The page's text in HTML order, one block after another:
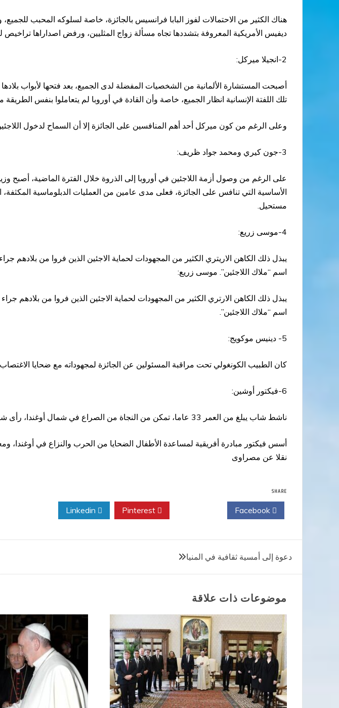
هناك الكثير من الاحتمالات لفوز البابا فرانسيس بالجائزة، خاصة لسلوكه المحبب
ديفيس الأمريكية المعروفة بتشددها تجاه مسألة زواج المثليين، ورفض اصداراها تراخيص
2-انجيلا ميركل:
تلك اللفتة الإنسانية انظار الجميع، خاصة وأن القادة في أوروبا لم يتعاملوا بنفس الطريقة
وعلى الرغم من كون ميركل أحد أهم المنافسين على الجائزة إلا أن السماح لدخول
3-جون كيري ومحمد جواد ظريف:
على الرغم من وصول أزمة اللاجئين في أوروبا إلى الذروة خلال الفترة الماضية،
الأساسية التي تنافس على الجائزة، فعلى مدى عامين من العمليات الدبلوماسية
مستحيل.
4-موسى زريع:
يبذل ذلك الكاهن الاريتري الكثير من المجهودات لحماية الاجئين الذين فروا من بلادهم
اسم “ملاك اللاجئين”. موسى زريع:
يبذل ذلك الكاهن الارتري الكثير من المجهودات لحماية الاجئين الذين فروا من بلادهم
اسم “ملاك اللاجئين”.
5- دينيس موكويج:
كان الطبيب الكونغولي تحت مراقبة المسئولين عن الجائزة لمجهوداته مع ضحايا الاغتصاب
6-فيكتور أوشين:
ناشط شاب يبلغ من العمر 33 عاما، تمكن من النجاة من الصراع في شمال أوغندا، رأى شقيقه الأكبر يخطف على يد جيش الرب.
أسس فيكتور مبادرة أفريقية لمساعدة الأطفال الضحايا من الحرب والنزاع في أوغندا،
نقلا عن مصراوى
SHARE
تصفّح
المقالات
دعوة إلى أمسية ثقافية في المنيا
موضوعات ذات علاقة